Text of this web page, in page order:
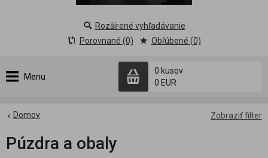
Menu
0 kusov
0 EUR
Rozšírené vyhľadávanie
Porovnané (0)
Obľúbené (0)
Zobraziť filter
Domov
Púzdra a obaly